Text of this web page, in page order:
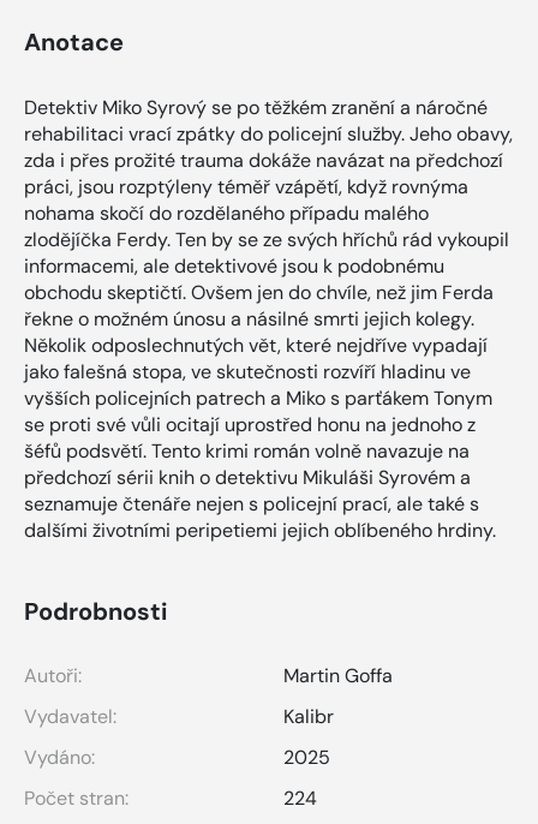
Anotace
Detektiv Miko Syrový se po těžkém zranění a náročné
rehabilitaci vrací zpátky do policejní služby. Jeho obavy,
zda i přes prožité trauma dokáže navázat na předchozí
práci, jsou rozptýleny téměř vzápětí, když rovnýma
nohama skočí do rozdělaného případu malého
zlodějíčka Ferdy. Ten by se ze svých hříchů rád vykoupil
informacemi, ale detektivové jsou k podobnému
obchodu skeptičtí. Ovšem jen do chvíle, než jim Ferda
řekne o možném únosu a násilné smrti jejich kolegy.
Několik odposlechnutých vět, které nejdříve vypadají
jako falešná stopa, ve skutečnosti rozvíří hladinu ve
vyšších policejních patrech a Miko s parťákem Tonym
se proti své vůli ocitají uprostřed honu na jednoho z
šéfů podsvětí. Tento krimi román volně navazuje na
předchozí sérii knih o detektivu Mikuláši Syrovém a
seznamuje čtenáře nejen s policejní prací, ale také s
dalšími životními peripetiemi jejich oblíbeného hrdiny.
Podrobnosti
Autoři:
Martin Goffa
Vydavatel:
Kalibr
Vydáno:
2025
Počet stran:
224